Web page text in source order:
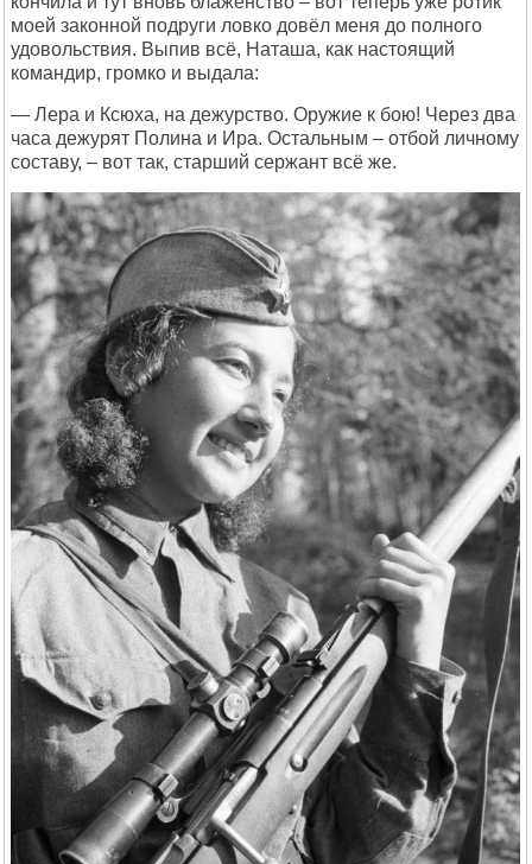
моей законной подруги ловко довёл меня до полного
удовольствия. Выпив всё, Наташа, как настоящий
командир, громко и выдала:
— Лера и Ксюха, на дежурство. Оружие к бою! Через два
часа дежурят Полина и Ира. Остальным – отбой личному
составу, – вот так, старший сержант всё же.